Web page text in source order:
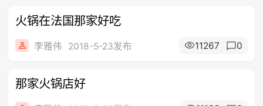
火锅在法国那家好吃
李雅伟 2018-5-23发布 11267 0
那家火锅店好